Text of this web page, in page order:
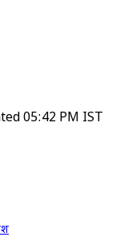
05:42 PM IST